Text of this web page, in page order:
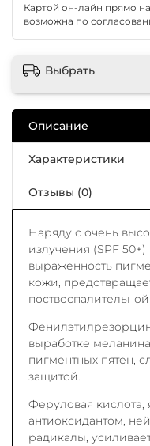
Картой он-лайн прямо
возможна по
Выбрать
Описание
Характеристики
Отзывы (0)
Наряду с очень
излучения (SPF
выраженность
кожи,
выработке
пигментных пятен,
защитой.
Феруловая
антиоксидантом,
радикалы,